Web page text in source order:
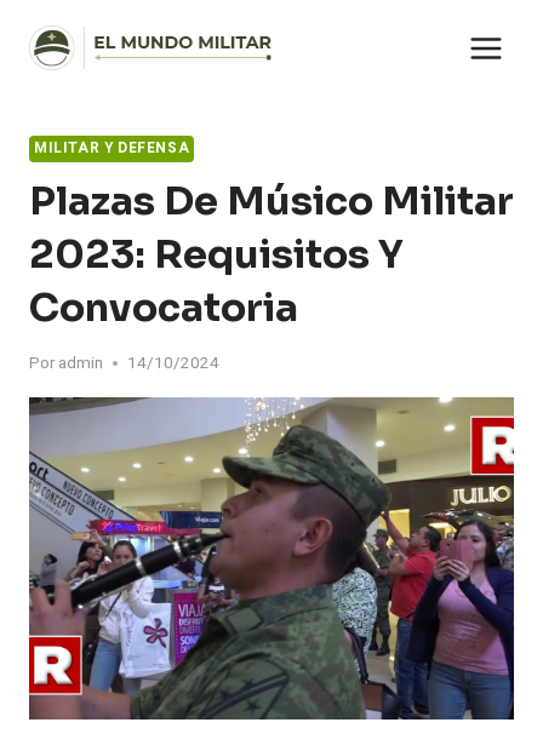
contenido
MILITAR Y DEFENSA
Plazas De Músico Militar
2023: Requisitos Y
Convocatoria
Por admin 14/10/2024